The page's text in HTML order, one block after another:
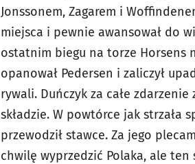
Jonssonem, Zagarem i
miejsca i pewnie awansował do
ostatnim biegu na torze Horsens
opanował Pedersen i zaliczył
rywali. Duńczyk za całe
składzie. W powtórce jak strzała
przewodził stawce. Za jego
chwilę wyprzedzić Polaka, ale